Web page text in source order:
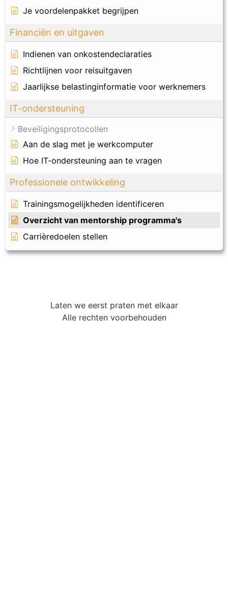
Je voordelenpakket begrijpen
Financiën en uitgaven
Indienen van onkostendeclaraties
Richtlijnen voor reisuitgaven
Jaarlijkse belastinginformatie voor werknemers
IT-ondersteuning
Beveiligingsprotocollen
Aan de slag met je werkcomputer
Hoe IT-ondersteuning aan te vragen
Professionele ontwikkeling
Trainingsmogelijkheden identificeren
Overzicht van mentorship programma's
Carrièredoelen stellen
Laten we eerst praten met elkaar
Alle rechten voorbehouden